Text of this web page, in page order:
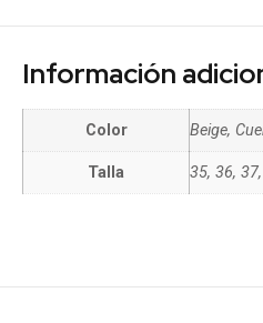
Información
Color Beige,
Talla 35, 36,